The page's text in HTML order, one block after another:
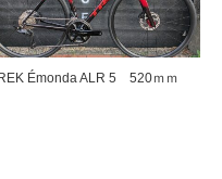
Émonda ALR 5 520ｍｍ